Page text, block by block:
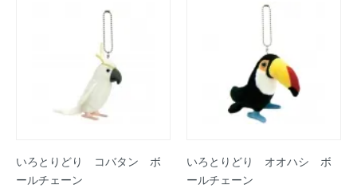
いろとりどり コバタン ボ
ールチェーン
いろとりどり オオハシ ボ
ールチェーン